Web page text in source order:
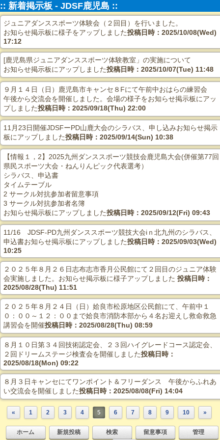
:: 新着掲示板 - JDSF鹿児島 ::
ジュニアダンススポーツ体験会（２回目）を行いました。
お知らせ掲示板に様子をアップしました投稿日時：2025/10/08(Wed)
17:12
[鹿児島県ジュニアダンススポーツ体験教室」の実施について
お知らせ掲示板にアップしました投稿日時：2025/10/07(Tue) 11:48
９月１４日（日）鹿児島市キャンセ８Fにて午前中おはらの練習会
午後から交流会を開催しました。会場の様子をお知らせ掲示板にアッ
プしました投稿日時：2025/09/18(Thu) 22:00
11月23日開催JDSFーPD山鹿大会のシラバス、申し込みお知らせ掲示
板にアップしました投稿日時：2025/09/14(Sun) 10:38
【情報１，2】2025九州ダンススポーツ競技会鹿児島大会(併催第77回
県民スポーツ大会・ねんりんピック代表選考）
シラバス、申込書
タイムテーブル
2 サークル対抗参加者留意事項
3 サークル対抗参加者名簿
お知らせ掲示板にアップしました投稿日時：2025/09/12(Fri) 09:43
11/16 JDSF-PD九州ダンススポーツ競技大会iｎ北九州のシラバス、
申込書お知らせ掲示板にアップしました投稿日時：2025/09/03(Wed)
10:25
２０２５年８月２６日志布志市香月公民館にて２回目のジュニア体験
会実施しました。お知らせ掲示板に様子アップしました 投稿日時：
2025/08/28(Thu) 11:51
２０２５年８月２４日（日）姶良市松原地区公民館にて、午前中１
０：００～１２：００まで姶良市消防本部から４名お迎えし救命救急
講習会を開催投稿日時：2025/08/28(Thu) 08:59
８月１０日第３４回技術認定会、２３回ハイグレードコース認定会、
２回ドリームステージ検査会を開催しました投稿日時：
2025/08/18(Mon) 09:22
８月３日キャンセにてワンポイント＆フリーダンス 午後からふれあ
い交流会を開催しました投稿日時：2025/08/08(Fri) 14:04
« 1 2 3 4 5 6 7 8 9 10 »
ホーム 新規投稿 検索 留意事項 管理